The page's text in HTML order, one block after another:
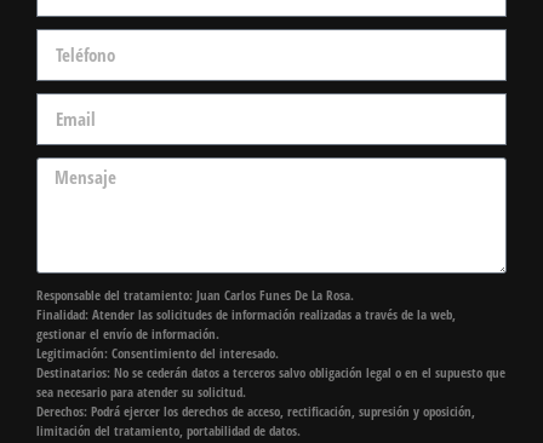
Responsable del tratamiento: Juan Carlos Funes De La Rosa.
Finalidad: Atender las solicitudes de información realizadas a través de la web,
gestionar el envío de información.
Legitimación: Consentimiento del interesado.
Destinatarios: No se cederán datos a terceros salvo obligación legal o en el supuesto que
sea necesario para atender su solicitud.
Derechos: Podrá ejercer los derechos de acceso, rectificación, supresión y oposición,
limitación del tratamiento, portabilidad de datos.